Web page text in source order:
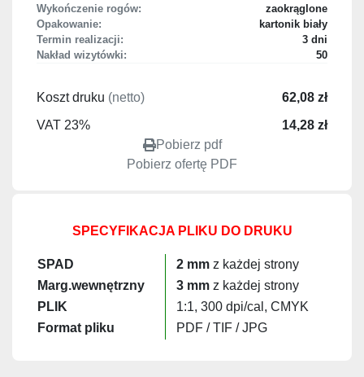
Wykończenie rogów:
zaokrąglone
Opakowanie:
kartonik biały
Termin realizacji:
3 dni
Nakład wizytówki:
50
Koszt druku (netto)
62,08 zł
VAT 23%
14,28 zł
Pobierz pdf
Pobierz ofertę PDF
SPECYFIKACJA PLIKU DO DRUKU
SPAD 2 mm z każdej strony
Marg.wewnętrzny
3 mm z każdej strony
PLIK
1:1, 300 dpi/cal, CMYK
Format pliku
PDF / TIF / JPG